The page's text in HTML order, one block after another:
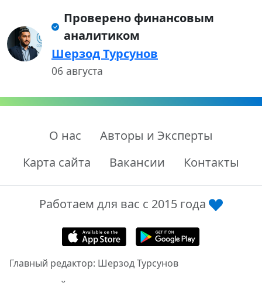
Проверено финансовым
аналитиком
Шерзод Турсунов
06 августа
О нас
Авторы и Эксперты
Карта сайта
Вакансии Контакты
Работаем для вас с 2015 года
Главный редактор: Шерзод Турсунов